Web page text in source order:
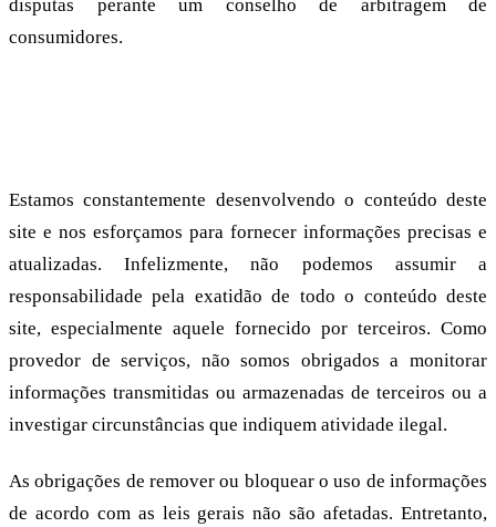
disputas perante um conselho de arbitragem de
consumidores.
Estamos constantemente desenvolvendo o conteúdo deste
site e nos esforçamos para fornecer informações precisas e
atualizadas. Infelizmente, não podemos assumir a
responsabilidade pela exatidão de todo o conteúdo deste
site, especialmente aquele fornecido por terceiros. Como
provedor de serviços, não somos obrigados a monitorar
informações transmitidas ou armazenadas de terceiros ou a
investigar circunstâncias que indiquem atividade ilegal.
As obrigações de remover ou bloquear o uso de informações
de acordo com as leis gerais não são afetadas. Entretanto,